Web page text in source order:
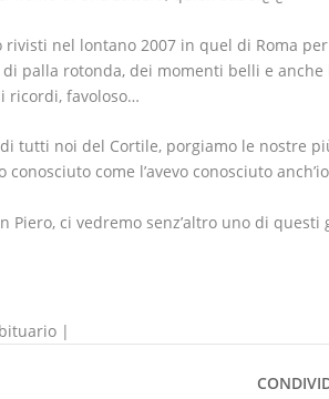
rivisti nel lontano 2007 in quel di Roma
palla rotonda, dei momenti belli e
ricordi, favoloso…
tutti noi del Cortile, porgiamo le nostre
conosciuto come l’avevo conosciuto
Piero, ci vedremo senz’altro uno di
|